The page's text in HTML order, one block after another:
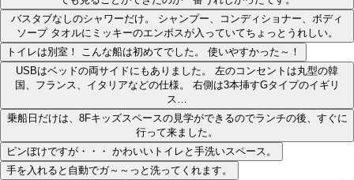
バスタブなしのシャワーだけ。 シャンプー、コンディショナー、ボディ
ソープ タオルにミッキーのエンボスが入っていてちょっとうれしい。
トイレは別室！ こんな船は初めてでした。 使いやすかった～！
USBはベッドの両サイドにもありました。 左のコンセントは丸型の韓
国、フランス、イタリアなどの仕様。 右側は3本挿すGタイプのイギリ
ス…
乗船日だけは、8Fキッズスペースの見学ができるのでランチの後、すぐに
行って来ました。
ピンぼけですが・・・ かわいいトイレと手洗いスペース。
手を入れると自動でガ～～っと洗ってくれます。